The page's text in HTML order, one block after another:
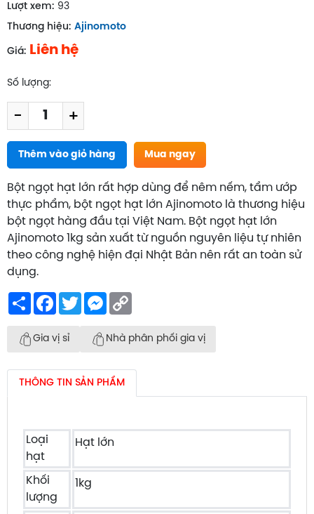
Lượt xem: 93
Thương hiệu: Ajinomoto
Giá: Liên hệ
Số lượng:
- +
Thêm vào giỏ hàng Mua ngay
Bột ngọt hạt lớn rất hợp dùng để nêm nếm, tẩm ướp
thực phẩm, bột ngọt hạt lớn Ajinomoto là thương hiệu
bột ngọt hàng đầu tại Việt Nam. Bột ngọt hạt lớn
Ajinomoto 1kg sản xuất từ nguồn nguyên liệu tự nhiên
theo công nghệ hiện đại Nhật Bản nên rất an toàn sử
dụng.
Share Facebook
TwitterMessenger
Gia vị sỉ Nhà phân phối gia vị
THÔNG TIN SẢN PHẨM
Loại
hạt
Hạt lớn
Khối
lượng
1kg